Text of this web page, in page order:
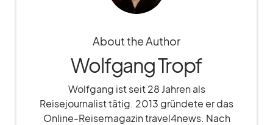
About the Author
Wolfgang Tropf
Wolfgang ist seit 28 Jahren als
Reisejournalist tätig. 2013 gründete er das
Online-Reisemagazin travel4news. Nach